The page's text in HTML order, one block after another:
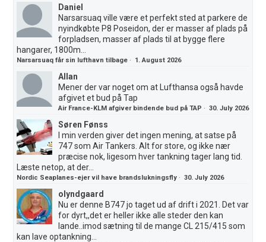
Daniel
Narsarsuaq ville være et perfekt sted at parkere de
nyindkøbte P8 Poseidon, der er masser af plads på
forpladsen, masser af plads til at bygge flere
hangarer, 1800m...
Narsarsuaq får sin lufthavn tilbage · 1. August 2026
Allan
Mener der var noget om at Lufthansa også havde
afgivet et bud på Tap
Air France-KLM afgiver bindende bud på TAP ·30. July 2026
Søren Fønss
I min verden giver det ingen mening, at satse på
747 som Air Tankers. Alt for store, og ikke nær
præcise nok, ligesom hver tankning tager lang tid.
Læste netop, at der...
Nordic Seaplanes-ejer vil have brandslukningsfly ·30. July 2026
olyndgaard
Nu er denne B747 jo taget ud af drift i 2021. Det var
for dyrt,,det er heller ikke alle steder den kan
lande..imod sætning til de mange CL 215/415 som
kan lave optankning...